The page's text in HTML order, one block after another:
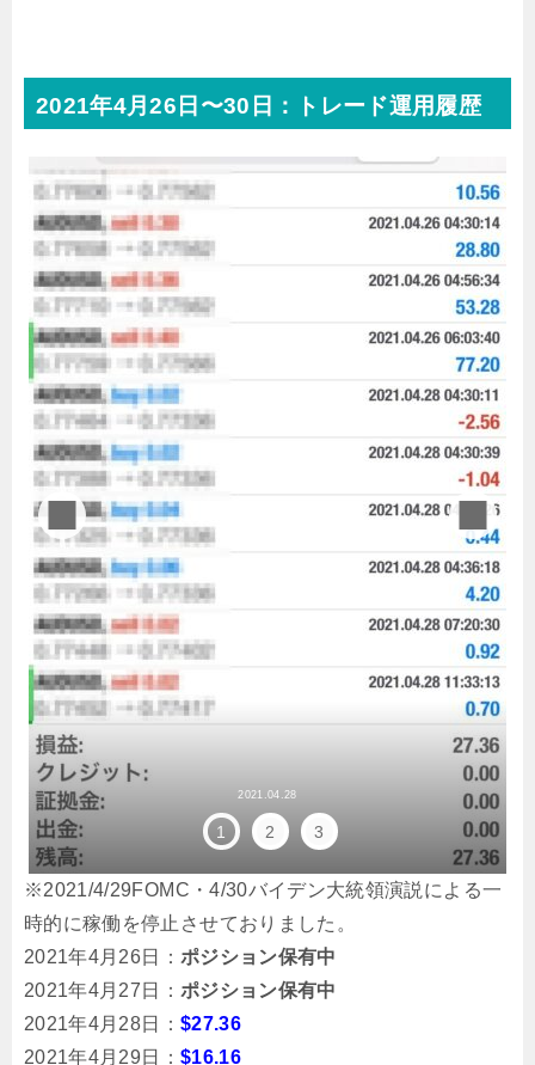
2021年4月26日〜30日：トレード運用履歴
2021.04.28
1 2 3
※2021/4/29FOMC・4/30バイデン大統領演説による一
時的に稼働を停止させておりました。
2021年4月26日： ポジション保有中
2021年4月27日： ポジション保有中
2021年4月28日： $27.36
2021年4月29日： $16.16